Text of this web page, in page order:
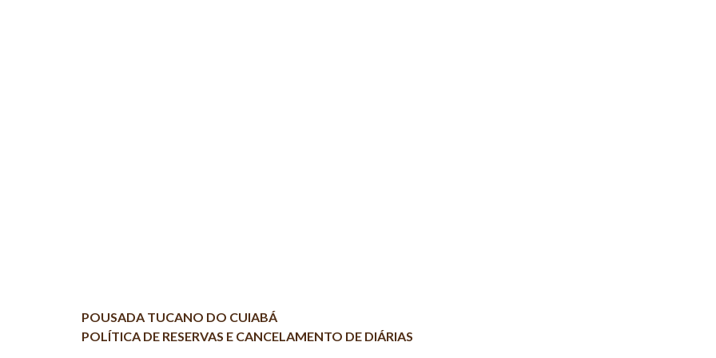
POUSADA TUCANO DO CUIABÁ
POLÍTICA DE RESERVAS E CANCELAMENTO DE DIÁRIAS